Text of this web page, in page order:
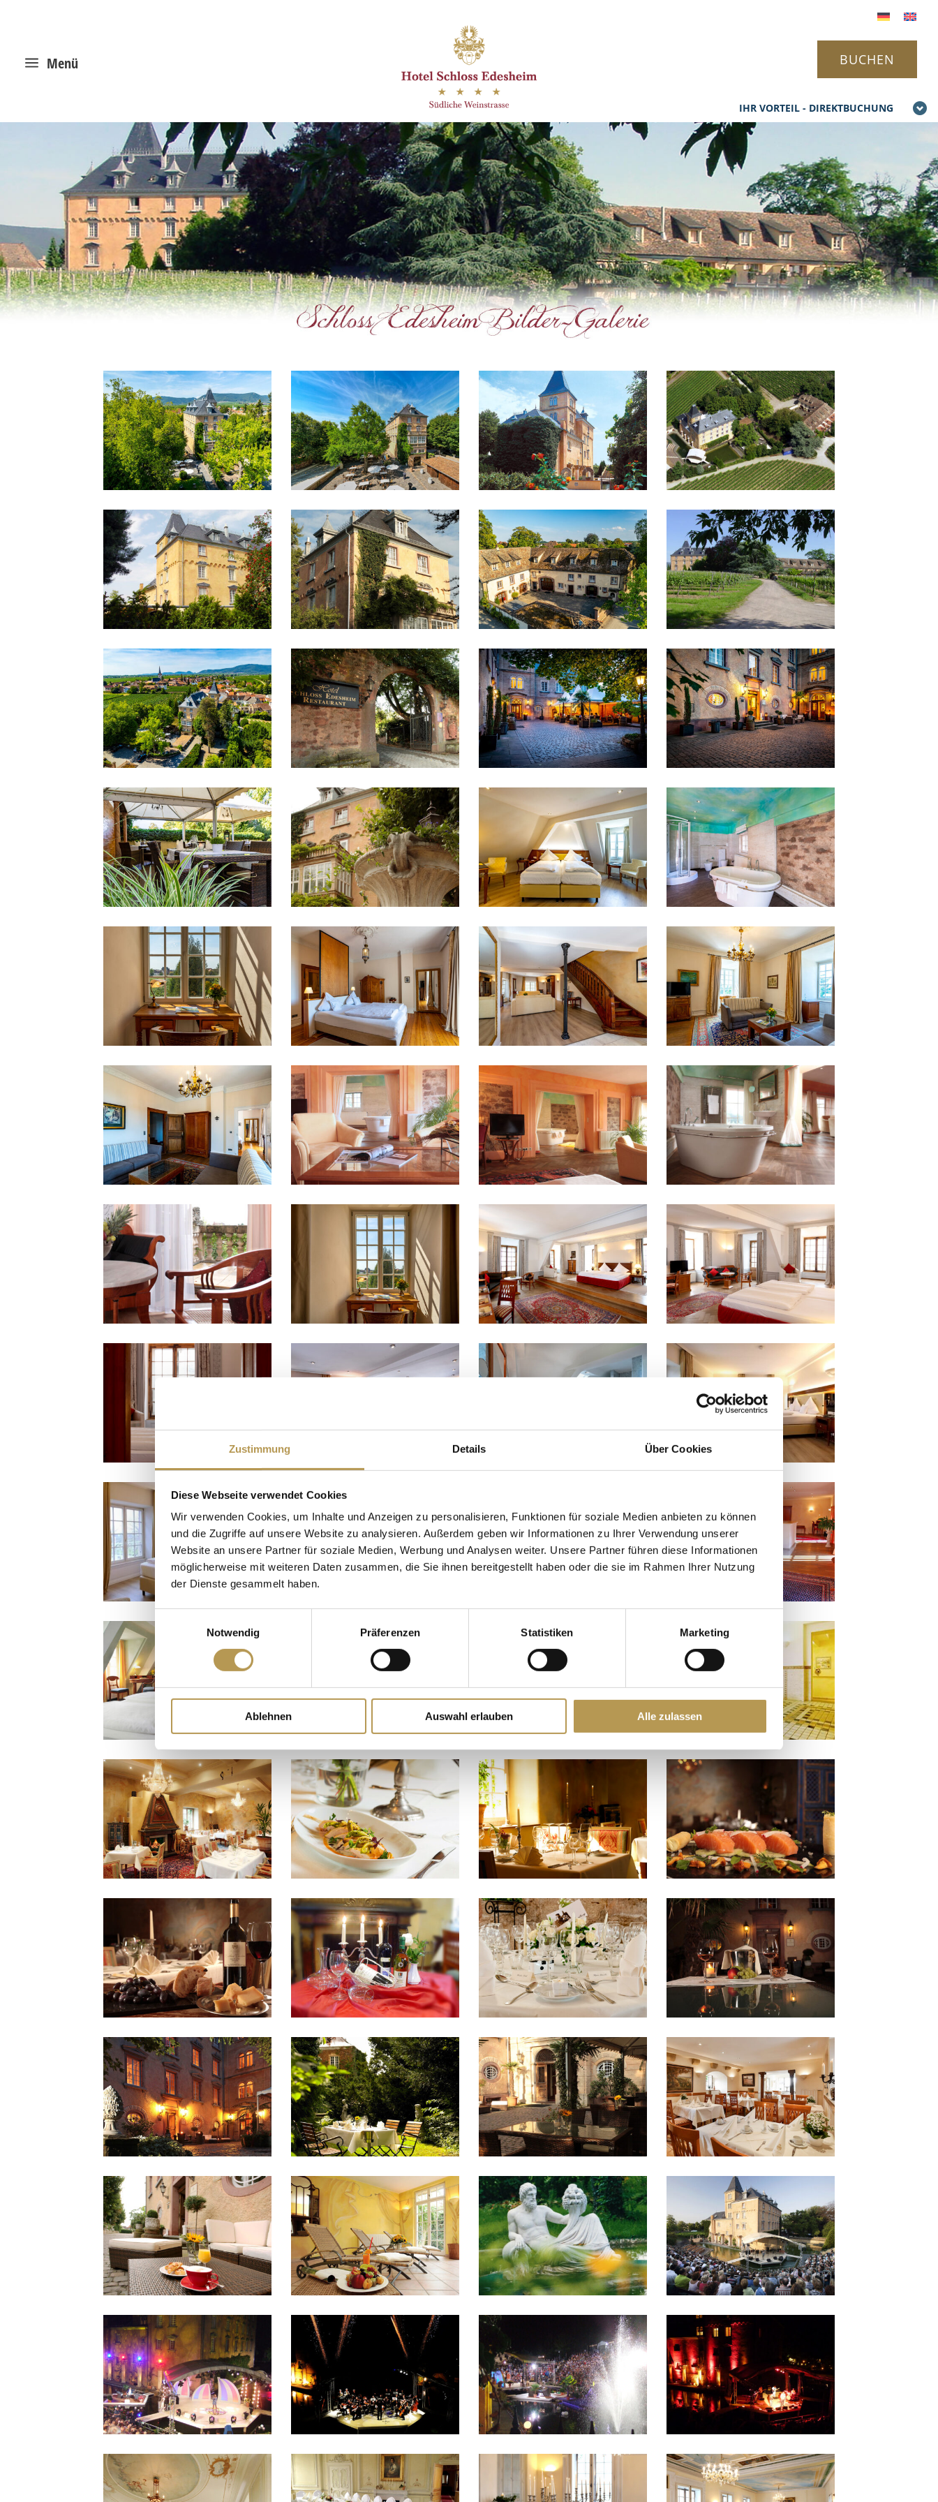
Zustimmung Details Über Cookies
Diese Webseite verwendet Cookies
Wir verwenden Cookies, um Inhalte und Anzeigen zu personalisieren, Funktionen für soziale Medien anbieten zu können
und die Zugriffe auf unsere Website zu analysieren. Außerdem geben wir Informationen zu Ihrer Verwendung unserer
Website an unsere Partner für soziale Medien, Werbung und Analysen weiter. Unsere Partner führen diese Informationen
möglicherweise mit weiteren Daten zusammen, die Sie ihnen bereitgestellt haben oder die sie im Rahmen Ihrer Nutzung
der Dienste gesammelt haben.
Notwendig
Präferenzen Statistiken Marketing
Ablehnen Auswahl erlauben Alle zulassen
IHR VORTEIL - DIREKTBUCHUNG
a Menü BUCHEN